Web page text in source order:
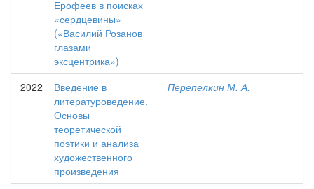
Ерофеев в поисках
«сердцевины»
(«Василий Розанов
глазами
эксцентрика»)
2022
Введение в
литературоведение.
Основы
теоретической
поэтики и анализа
художественного
произведения
Перепелкин М. А.